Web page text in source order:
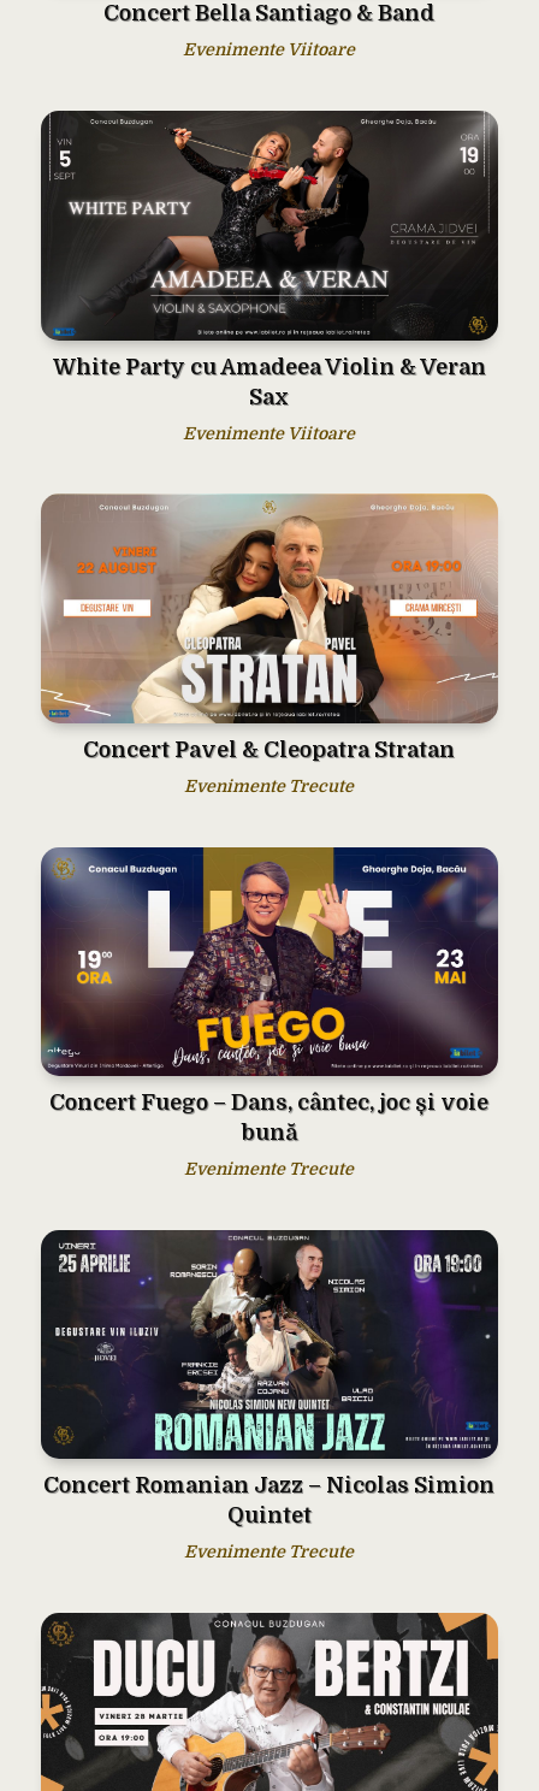
Concert Bella Santiago & Band
Evenimente Viitoare
White Party cu Amadeea Violin & Veran
Sax
Evenimente Viitoare
Concert Pavel & Cleopatra Stratan
Evenimente Trecute
Concert Fuego – Dans, cântec, joc și voie
bună
Evenimente Trecute
Concert Romanian Jazz – Nicolas Simion
Quintet
Evenimente Trecute